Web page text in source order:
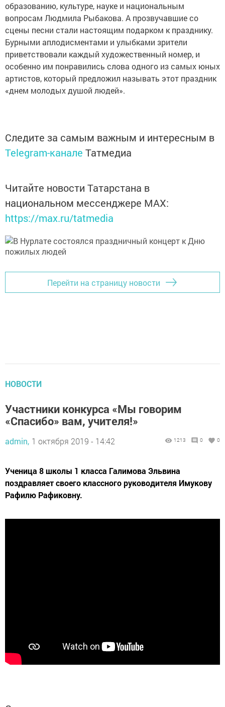
образованию, культуре, науке и национальным
вопросам Людмила Рыбакова. А прозвучавшие со
сцены песни стали настоящим подарком к празднику.
Бурными аплодисментами и улыбками зрители
приветствовали каждый художественный номер, и
особенно им понравились слова одного из самых юных
артистов, который предложил называть этот праздник
«днем молодых душой людей».
Следите за самым важным и интересным в
Telegram-канале Татмедиа
Читайте новости Татарстана в
национальном мессенджере MАХ:
https://max.ru/tatmedia
Перейти на страницу новости
НОВОСТИ
Участники конкурса «Мы говорим
«Спасибо» вам, учителя!»
admin, 1 октября 2019 - 14:42 1213 0 0
Ученица 8 школы 1 класса Галимова Эльвина
поздравляет своего классного руководителя Имукову
Рафилю Рафиковну.